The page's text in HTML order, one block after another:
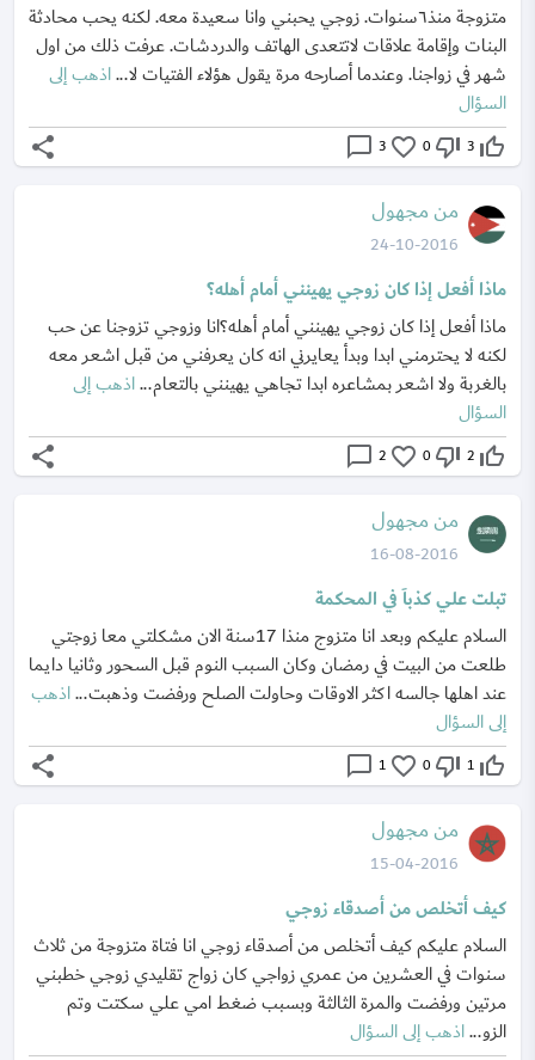
متزوجة منذ٦سنوات. زوجي يحبني وانا سعيدة معه. لكنه يحب محادثة
البنات وإقامة علاقات لاتتعدى الهاتف والدردشات. عرفت ذلك من اول
شهر في زواجنا. وعندما أصارحه مرة يقول هؤلاء الفتيات لا...اذهب إلى
السؤال
thumb_up_off_alt
3
thumb_down_off_alt
0
favorite_border
3
chat_bubble_outline
share
من مجهول
24-10-2016
ماذا أفعل إذا كان زوجي يهينني أمام أهله؟
ماذا أفعل إذا كان زوجي يهينني أمام أهله؟انا وزوجي تزوجنا عن حب
لكنه لا يحترمني ابدا وبدأ يعايرني انه كان يعرفني من قبل اشعر معه
بالغربة ولا اشعر بمشاعره ابدا تجاهي يهينني بالتعام...اذهب إلى
السؤال
thumb_up_off_alt
2
thumb_down_off_alt
0
favorite_border
2
chat_bubble_outline
share
من مجهول
16-08-2016
تبلت علي كذباَ في المحكمة
السلام عليكم وبعد انا متزوج منذا 17سنة الان مشكلتي معا زوجتي
طلعت من البيت في رمضان وكان السبب النوم قبل السحور وثانيا دايما
عند اهلها جالسه اكثر الاوقات وحاولت الصلح ورفضت وذهبت...اذهب
إلى السؤال
thumb_up_off_alt
1
thumb_down_off_alt
0
favorite_border
1
chat_bubble_outline
share
من مجهول
15-04-2016
كيف أتخلص من أصدقاء زوجي
السلام عليكم كيف أتخلص من أصدقاء زوجي انا فتاة متزوجة من ثلاث
سنوات في العشرين من عمري زواجي كان زواج تقليدي زوجي خطبني
مرتين ورفضت والمرة الثالثة وبسبب ضغط امي علي سكتت وتم
الزو...اذهب إلى السؤال